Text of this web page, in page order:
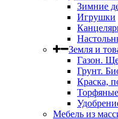
Зимние
Игрушки
Земля и
Газон.
Грунт.
Краска,
Мебель из